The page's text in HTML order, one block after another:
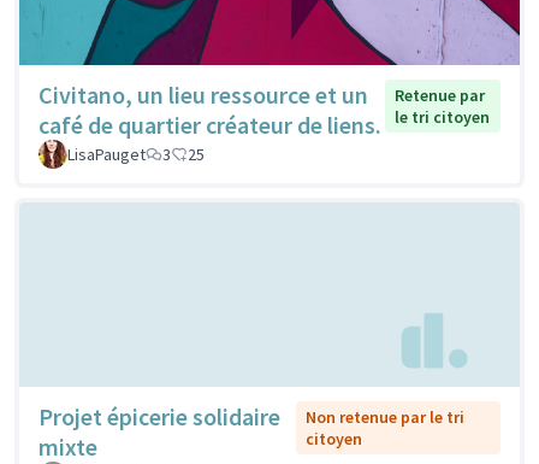
Civitano, un lieu ressource et un
café de quartier créateur de liens.
Retenue par
le tri citoyen
LisaPauget
3 25
Projet épicerie solidaire
mixte
Non retenue par le tri
citoyen